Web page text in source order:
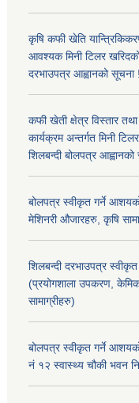
कृषि कफी खेति
आवश्यक मिनी टिलर
दरभाउपत्र आह्वानको सूचना !
कफी खेती क्षेत्र विस्तार तथा
कार्यक्रम अन्तर्गत मिनी
शिलबन्दी बोलपत्र
बोलपत्र स्वीकृत गर्ने
मेशिनरी औजारहरु, कृषि
शिलबन्दी दरभाउपत्र
(प्रयोगशाला उपकरण,
सामाग्रीहरु)
बोलपत्र स्वीकृत गर्ने
नं १२ स्वास्थ्य चौकी भवन